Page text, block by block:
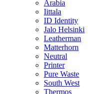
Arabia
Iittala
ID Identity
Jalo Helsinki
Leatherman
Matterhorn
Neutral
Printer
Pure Waste
South West
Thermos